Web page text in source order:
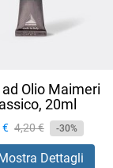
Olio Maimeri
20ml
€ Prezzo
base
4,20 € -30%
Dettagli